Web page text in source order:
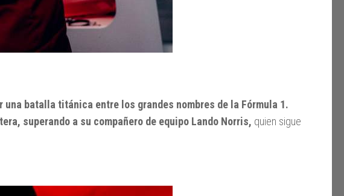
batalla titánica entre los grandes nombres de la Fórmula 1.
superando a su compañero de equipo Lando Norris, quien sigue